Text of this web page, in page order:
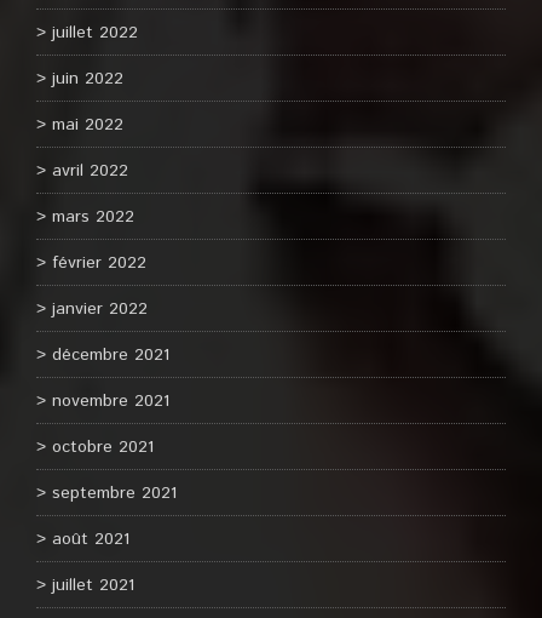
juillet 2022
juin 2022
mai 2022
avril 2022
mars 2022
février 2022
janvier 2022
décembre 2021
novembre 2021
octobre 2021
septembre 2021
août 2021
juillet 2021